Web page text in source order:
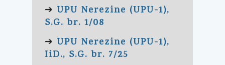
➔ UPU Nerezine (UPU-1),
S.G. br. 1/08
➔ UPU Nerezine (UPU-1),
IiD., S.G. br. 7/25